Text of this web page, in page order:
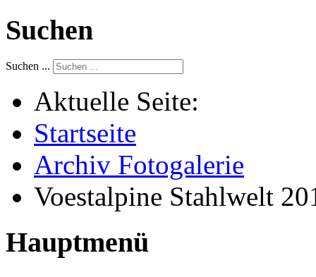
Suchen
Suchen ...
Aktuelle Seite:
Startseite
Archiv Fotogalerie
Voestalpine Stahlwelt
Hauptmenü